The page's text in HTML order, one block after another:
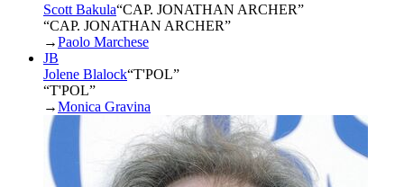
Scott Bakula“CAP. JONATHAN ARCHER”
“CAP. JONATHAN ARCHER”
→Paolo Marchese
JB
Jolene Blalock“T'POL”
“T'POL”
→Monica Gravina